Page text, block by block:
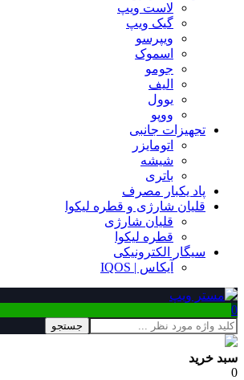
لاست ویپ
گیک ویپ
ویپرسو
اسموک
جومو
الیف
یوول
ووپو
تجهیزات جانبی
اتومایزر
شیشه
باتری
پاد یکبار مصرف
قلیان شارژی و قطره لیکوا
قلیان شارژی
قطره لیکوا
سیگار الکترونیکی
آیکاس | IQOS
0
جستجو
سبد خرید
0